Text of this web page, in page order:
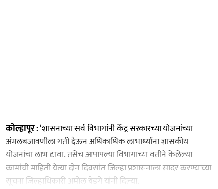
कोल्हापूर :‘शासनाच्या सर्व विभागांनी केंद्र सरकारच्या योजनांच्या
अंमलबजावणीला गती देऊन अधिकाधिक लाभार्थ्यांना शासकीय
योजनांचा लाभ द्यावा. तसेच आपापल्या विभागाच्या वतीने केलेल्या
कामांची माहिती येत्या दोन दिवसांत जिल्हा प्रशासनाला सादर करण्याच्या
सूचना जिल्हाधिकारी अमोल येडगे यांनी दिल्या.